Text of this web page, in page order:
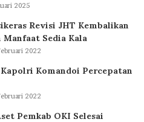
2025
Revisi JHT Kembalikan
Manfaat Sedia Kala
2022
Komandoi Percepatan
2022
Pemkab OKI Selesai